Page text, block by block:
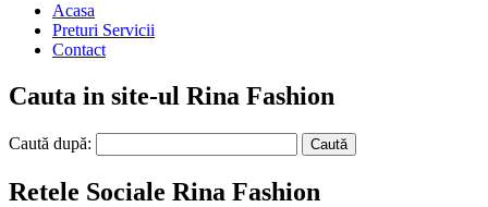
Acasa
Preturi Servicii
Contact
Cauta in site-ul Rina Fashion
Caută după:
Retele Sociale Rina Fashion